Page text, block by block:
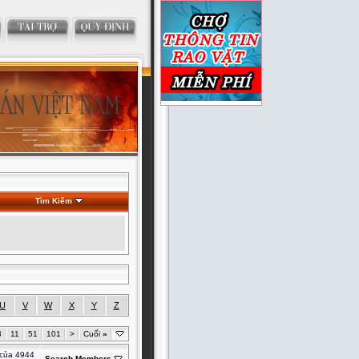
Tìm Kiếm
U V W X Y Z
11 51 101 > Cuối »
4944